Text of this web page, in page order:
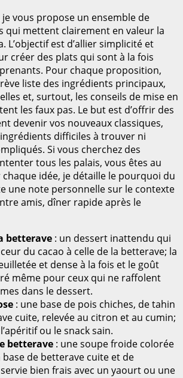
vous propose un ensemble de
qui mettent clairement en valeur la
L’objectif est d’allier simplicité et
créer des plats qui sont à la fois
Pour chaque proposition,
liste des ingrédients principaux,
et, surtout, les conseils de mise en
les faux pas. Le but est d’offrir des
devenir vos nouveaux classiques,
difficiles à trouver ni
Si vous cherchez des
tous les palais, vous êtes au
idée, je détaille le pourquoi du
une note personnelle sur le contexte
amis, dîner rapide après le
betterave : un dessert inattendu qui
du cacao à celle de la betterave; la
et dense à la fois et le goût
même pour ceux qui ne raffolent
dans le dessert.
: une base de pois chiches, de tahin
cuite, relevée au citron et au cumin;
ou le snack sain.
betterave : une soupe froide colorée
base de betterave cuite et de
bien frais avec un yaourt ou une